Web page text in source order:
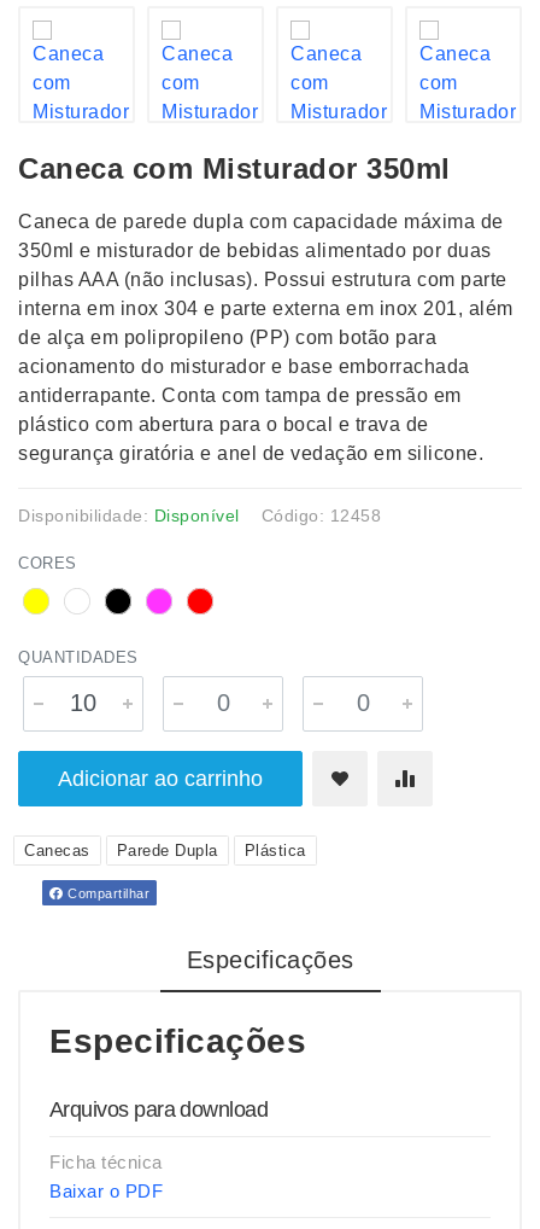
Caneca com Misturador 350ml
Caneca de parede dupla com capacidade máxima de
350ml e misturador de bebidas alimentado por duas
pilhas AAA (não inclusas). Possui estrutura com parte
interna em inox 304 e parte externa em inox 201, além
de alça em polipropileno (PP) com botão para
acionamento do misturador e base emborrachada
antiderrapante. Conta com tampa de pressão em
plástico com abertura para o bocal e trava de
segurança giratória e anel de vedação em silicone.
Disponibilidade: Disponível Código: 12458
CORES
QUANTIDADES
Adicionar ao carrinho
Canecas Parede Dupla Plástica
Compartilhar
Especificações
Especificações
Arquivos para download
Ficha técnica
Baixar o PDF